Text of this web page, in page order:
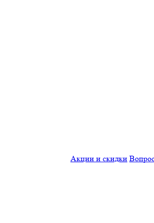
Акции и скидки